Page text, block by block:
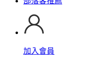
加入會員